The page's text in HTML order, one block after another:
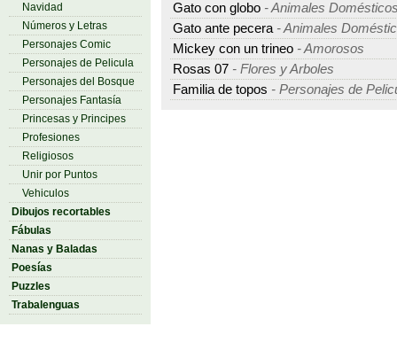
Navidad
Números y Letras
Personajes Comic
Personajes de Pelicula
Personajes del Bosque
Personajes Fantasía
Princesas y Principes
Profesiones
Religiosos
Unir por Puntos
Vehiculos
Dibujos recortables
Fábulas
Nanas y Baladas
Poesías
Puzzles
Trabalenguas
Gato con globo - Animales
Gato ante pecera- Animales
Mickey con un trineo - Amorosos
Rosas 07 - Flores y Arboles
Familia de topos - Personajes de